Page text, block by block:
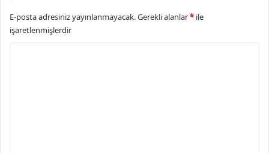
E-posta adresiniz yayınlanmayacak.Gerekli alanlar* ile
işaretlenmişlerdir